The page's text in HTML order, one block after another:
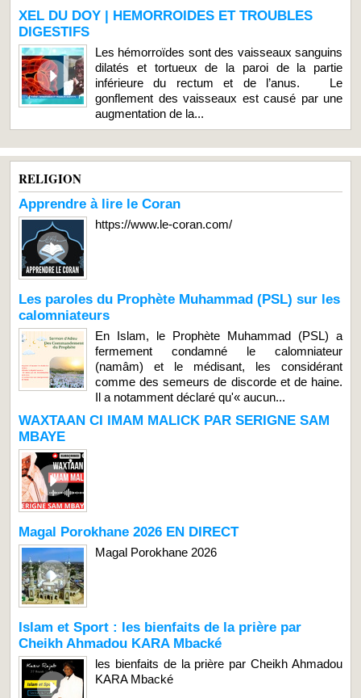
XEL DU DOY | HEMORROIDES ET TROUBLES
DIGESTIFS
Les hémorroïdes sont des vaisseaux sanguins
dilatés et tortueux de la paroi de la partie
inférieure du rectum et de l’anus. Le
gonflement des vaisseaux est causé par une
augmentation de la...
RELIGION
Apprendre à lire le Coran
https://www.le-coran.com/
Les paroles du Prophète Muhammad (PSL) sur les
calomniateurs
En Islam, le Prophète Muhammad (PSL) a
fermement condamné le calomniateur
(namâm) et le médisant, les considérant
comme des semeurs de discorde et de haine.
Il a notamment déclaré qu'« aucun...
WAXTAAN CI IMAM MALICK PAR SERIGNE SAM
MBAYE
Magal Porokhane 2026 EN DIRECT
Magal Porokhane 2026
Islam et Sport : les bienfaits de la prière par
Cheikh Ahmadou KARA Mbacké
les bienfaits de la prière par Cheikh Ahmadou
KARA Mbacké